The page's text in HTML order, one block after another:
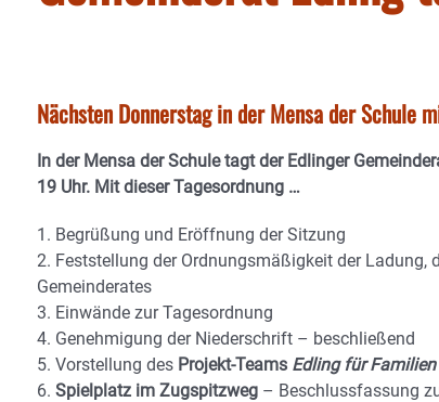
Nächsten Donnerstag in der Mensa der Schule
In der Mensa der Schule tagt der Edlinger
19 Uhr. Mit dieserTagesordnung …
1. Begrüßung und Eröffnung der Sitzung
2. Feststellung der Ordnungsmäßigkeit der
Gemeinderates
3. Einwände zur Tagesordnung
4. Genehmigung der Niederschrift – beschließend
5. Vorstellung des Projekt-Teams Edling für Familien
6. Spielplatz im Zugspitzweg – Beschlussfassung